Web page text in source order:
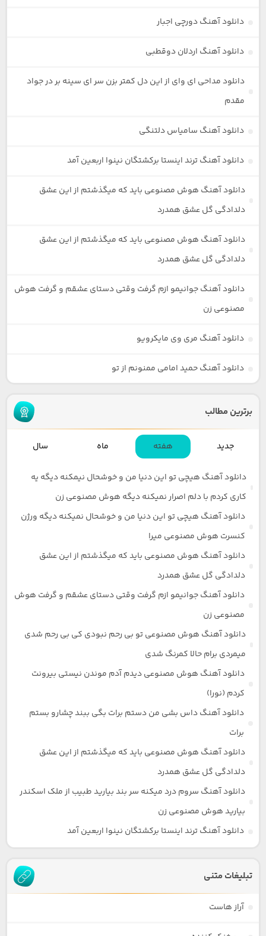
دانلود آهنگ دورچی اجبار
دانلود آهنگ اردلان دوقطبی
دانلود مداحی ای وای از این دل کمتر بزن سر ای سینه بر در جواد
مقدم
دانلود آهنگ سامیاس دلتنگی
دانلود آهنگ ترند اینستا برکشتگان نینوا اربعین آمد
دانلود آهنگ هوش مصنوعی باید که میگذشتم از این عشق
دلدادگی گل عشق همدرد
دانلود آهنگ هوش مصنوعی باید که میگذشتم از این عشق
دلدادگی گل عشق همدرد
دانلود آهنگ جوانیمو ازم گرفت وقتی دستای عشقم و گرفت هوش
مصنوعی زن
دانلود آهنگ مری وی مایکرویو
دانلود آهنگ حمید امامی ممنونم از تو
برترین مطالب
جدید هفته ماه سال
دانلود آهنگ هیچی تو این دنیا من و خوشحال نیمکنه دیگه یه
کاری کردم با دلم اصرار نمیکنه دیگه هوش مصنوعی زن
دانلود آهنگ هیچی تو این دنیا من و خوشحال نمیکنه دیگه ورژن
کنسرت هوش مصنوعی میرا
دانلود آهنگ هوش مصنوعی باید که میگذشتم از این عشق
دلدادگی گل عشق همدرد
دانلود آهنگ جوانیمو ازم گرفت وقتی دستای عشقم و گرفت هوش
مصنوعی زن
دانلود آهنگ هوش مصنوعی تو بی رحم نبودی کی بی رحم شدی
میمردی برام حالا کمرنگ شدی
دانلود آهنگ هوش مصنوعی دیدم آدم موندن نیستی بیرونت
کردم (نورا)
دانلود آهنگ داس بشی من دستم برات بگی ببند چشارو بستم
برات
دانلود آهنگ هوش مصنوعی باید که میگذشتم از این عشق
دلدادگی گل عشق همدرد
دانلود آهنگ سروم درد میکنه سر بند بیارید طبیب از ملک اسکندر
بیارید هوش مصنوعی زن
دانلود آهنگ ترند اینستا برکشتگان نینوا اربعین آمد
تبلیغات متنی
آراز هاست